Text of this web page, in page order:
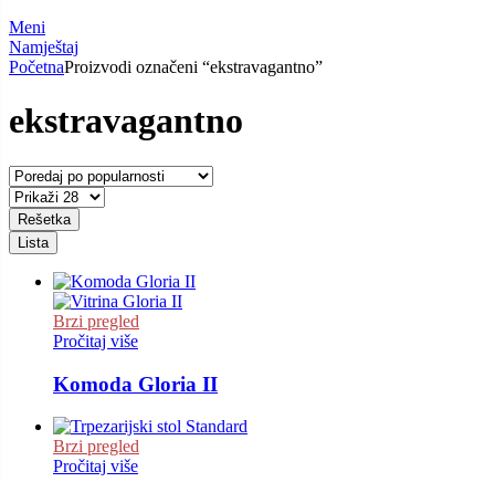
Meni
Namještaj
PočetnaProizvodi označeni “ekstravagantno”
ekstravagantno
Rešetka
Lista
Brzi pregled
Pročitaj više
Komoda Gloria II
Brzi pregled
Pročitaj više